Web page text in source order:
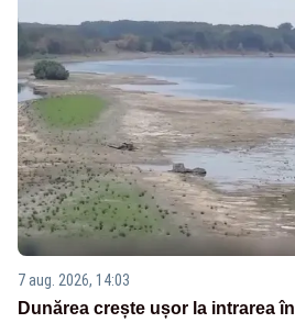
7 aug. 2026, 14:03
Dunărea crește ușor la intrarea